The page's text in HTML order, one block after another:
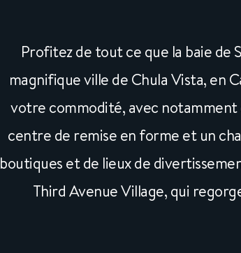
Profitez de tout ce que la baie de
magnifique ville de Chula Vista, en
votre commodité, avec notamment
centre de remise en forme et un
boutiques et de lieux de
Third Avenue Village, qui